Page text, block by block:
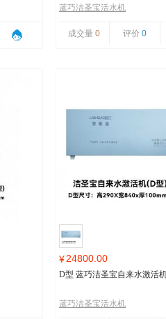
蓝巧洁圣宝活水机
成交量 0 评价 0
¥24800.00
D型 蓝巧洁圣宝自来水激活
蓝巧洁圣宝活水机